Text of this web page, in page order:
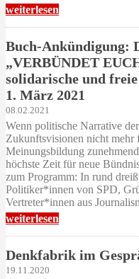
weiterlesen
Buch-Ankündigung:
„VERBÜNDET
solidarische und
1. März 2021
08.02.2021
Wenn politische Narrative
Zukunftsvisionen nicht mehr
Meinungsbildung
höchste Zeit für neue
zum Programm: In rund
Politiker*innen von SPD,
Vertreter*innen aus
weiterlesen
Denkfabrik im
19.11.2020